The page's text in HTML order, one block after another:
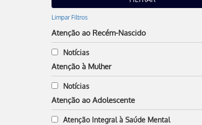
Limpar Filtros
Atenção ao Recém-Nascido
Notícias
Atenção à Mulher
Notícias
Atenção ao Adolescente
Atenção Integral à Saúde Mental